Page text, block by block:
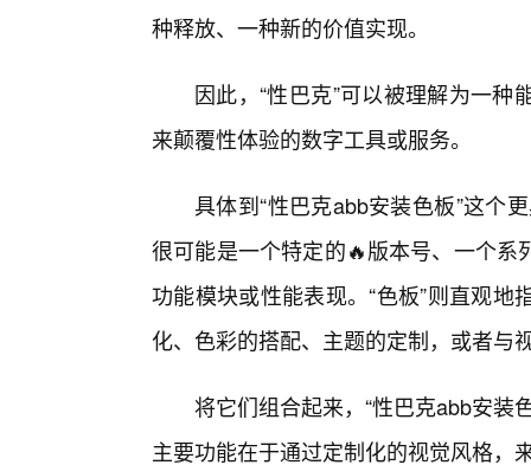
种释放、一种新的价值实现。
因此，“性巴克”可以被理解为一
来颠覆性体验的数字工具或服务。
具体到“性巴克abb安装色板”这个
很可能是一个特定的🔥版本号、一个
功能模块或性能表现。“色板”则直观
化、色彩的搭配、主题的定制，或者与
将它们组合起来，“性巴克abb安装
主要功能在于通过定制化的视觉风格，